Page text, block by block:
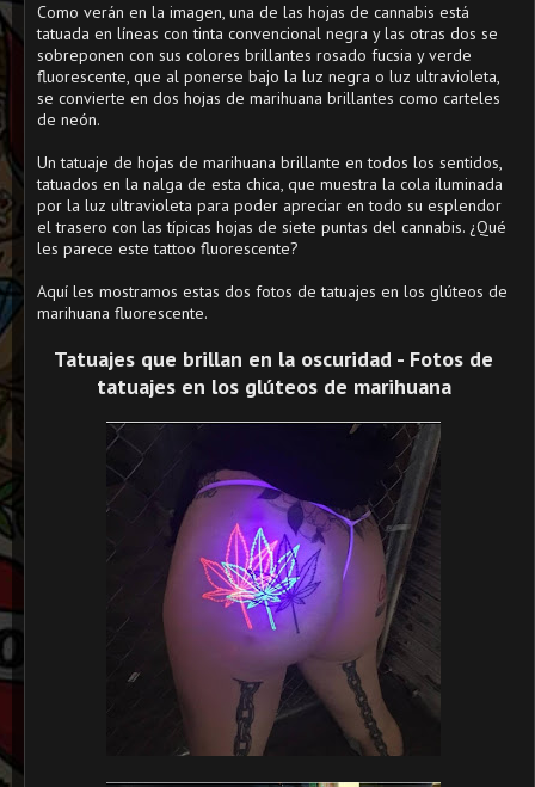
Como verán en la imagen, una de las hojas de cannabis está
tatuada en líneas con tinta convencional negra y las otras dos se
sobreponen con sus colores brillantes rosado fucsia y verde
fluorescente, que al ponerse bajo la luz negra o luz ultravioleta,
se convierte en dos hojas de marihuana brillantes como carteles
de neón.
Un tatuaje de hojas de marihuana brillante en todos los sentidos,
tatuados en la nalga de esta chica, que muestra la cola iluminada
por la luz ultravioleta para poder apreciar en todo su esplendor
el trasero con las típicas hojas de siete puntas del cannabis. ¿Qué
les parece este tattoo fluorescente?
Aquí les mostramos estas dos fotos de tatuajes en los glúteos de
marihuana fluorescente.
Tatuajes que brillan en la oscuridad - Fotos de
tatuajes en los glúteos de marihuana